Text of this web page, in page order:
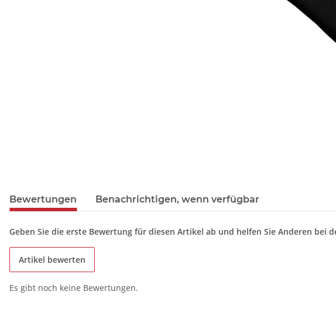
Bewertungen Benachrichtigen, wenn verfügbar
Geben Sie die erste Bewertung für diesen Artikel ab und helfen Sie Anderen bei
Artikel bewerten
Es gibt noch keine Bewertungen.